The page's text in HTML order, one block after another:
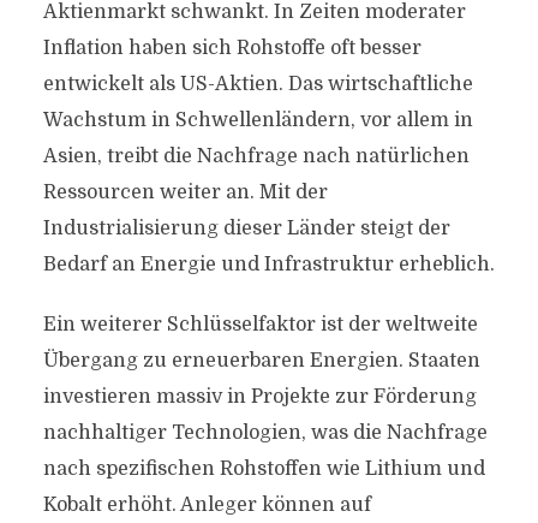
Aktienmarkt schwankt. In Zeiten moderater
Inflation haben sich Rohstoffe oft besser
entwickelt als US-Aktien. Das wirtschaftliche
Wachstum in Schwellenländern, vor allem in
Asien, treibt die Nachfrage nach natürlichen
Ressourcen weiter an. Mit der
Industrialisierung dieser Länder steigt der
Bedarf an Energie und Infrastruktur erheblich.
Ein weiterer Schlüsselfaktor ist der weltweite
Übergang zu erneuerbaren Energien. Staaten
investieren massiv in Projekte zur Förderung
nachhaltiger Technologien, was die Nachfrage
nach spezifischen Rohstoffen wie Lithium und
Kobalt erhöht. Anleger können auf